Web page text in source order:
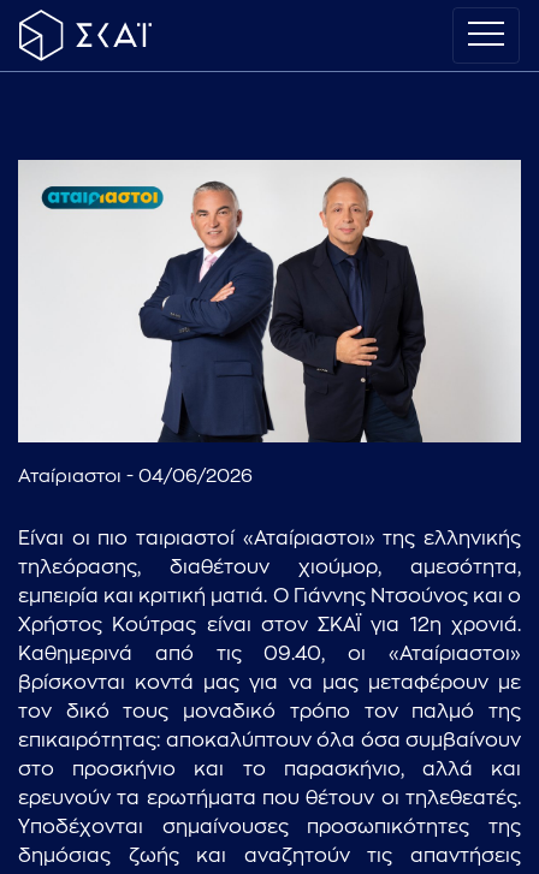
Αταίριαστοι - 04/06/2026
Είναι οι πιο ταιριαστοί «Αταίριαστοι» της ελληνικής
τηλεόρασης, διαθέτουν χιούμορ, αμεσότητα,
εμπειρία και κριτική ματιά. Ο Γιάννης Ντσούνος και ο
Χρήστος Κούτρας είναι στον ΣΚΑΪ για 12η χρονιά.
Καθημερινά από τις 09.40, οι «Αταίριαστοι»
βρίσκονται κοντά μας για να μας μεταφέρουν με
τον δικό τους μοναδικό τρόπο τον παλμό της
επικαιρότητας: αποκαλύπτουν όλα όσα συμβαίνουν
στο προσκήνιο και το παρασκήνιο, αλλά και
ερευνούν τα ερωτήματα που θέτουν οι τηλεθεατές.
Υποδέχονται σημαίνουσες προσωπικότητες της
δημόσιας ζωής και αναζητούν τις απαντήσεις